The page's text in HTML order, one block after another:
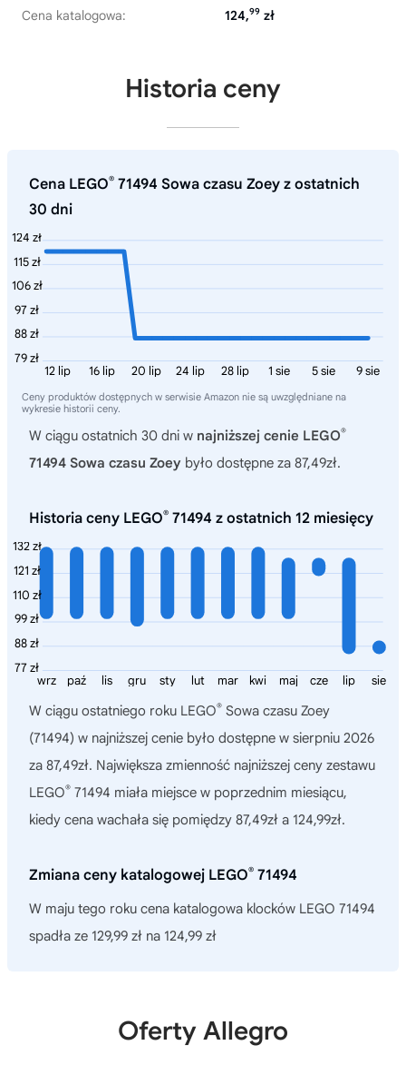
Cena katalogowa:
124,99 zł
Historia ceny
Cena LEGO® 71494 Sowa czasu Zoey z ostatnich
30 dni
124 zł
115 zł
106 zł
97 zł
88 zł
79 zł
9 sie
5 sie
1 sie
28 lip
24 lip
20 lip
16 lip
12 lip
Ceny produktów dostępnych w serwisie Amazon nie są uwzględniane na
wykresie historii ceny.
W ciągu ostatnich 30 dni w najniższej cenie LEGO®
71494 Sowa czasu Zoey było dostępne za 87,49zł.
Historia ceny LEGO® 71494 z ostatnich 12 miesięcy
132 zł
121 zł
110 zł
99 zł
88 zł
77 zł
sie
lip
cze
maj
kwi
mar
lut
sty
gru
lis
paź
wrz
W ciągu ostatniego roku LEGO® Sowa czasu Zoey
(71494) w najniższej cenie było dostępne w sierpniu 2026
za 87,49zł. Największa zmienność najniższej ceny zestawu
LEGO® 71494 miała miejsce w poprzednim miesiącu,
kiedy cena wachała się pomiędzy 87,49zł a 124,99zł.
Zmiana ceny katalogowej LEGO® 71494
W maju tego roku cena katalogowa klocków LEGO 71494
spadła ze 129,99 zł na 124,99 zł
Oferty Allegro